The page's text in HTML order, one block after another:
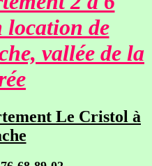
location de
vallée de la
Le Cristol à